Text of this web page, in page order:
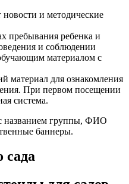
и методические
пребывания ребенка и
и соблюдении
материалом с
материал для ознакомления
При первом посещении
система.
названием группы, ФИО
баннеры.
сада